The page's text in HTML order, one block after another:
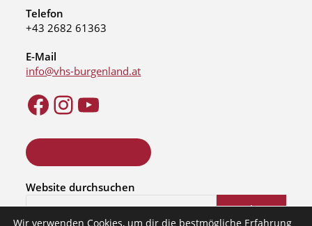
Telefon
+43 2682 61363
E-Mail
info@vhs-burgenland.at
Website durchsuchen
Suchen
Wir verwenden Cookies, um dir die bestmögliche Erfahrung